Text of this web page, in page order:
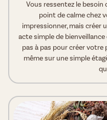
Vous ressentez le
point de calme chez
impressionner, mais créer
acte simple de
pas à pas pour créer
même sur une simple